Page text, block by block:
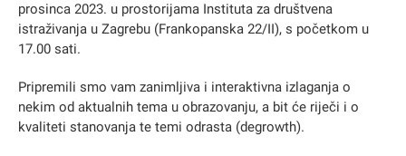
prosinca 2023. u prostorijama Instituta za društvena
istraživanja u Zagrebu (Frankopanska 22/II), s početkom u
17.00 sati.
Pripremili smo vam zanimljiva i interaktivna izlaganja o
nekim od aktualnih tema u obrazovanju, a bit će riječi i o
kvaliteti stanovanja te temi odrasta (degrowth).